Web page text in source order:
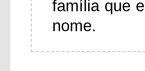
família que
nome.